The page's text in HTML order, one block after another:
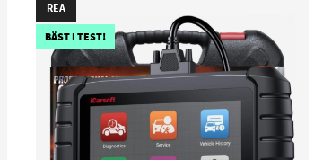
REA
BÄST I TEST!